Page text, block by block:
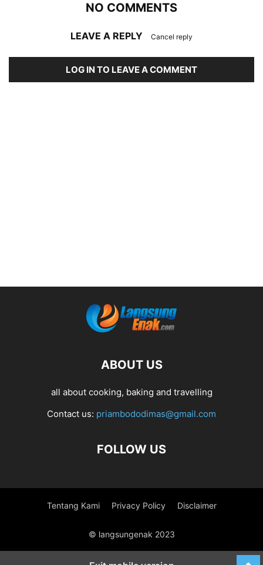
NO COMMENTS
LEAVE A REPLY Cancel reply
LOG IN TO LEAVE A COMMENT
ABOUT US
all about cooking, baking and travelling
Contact us: priambododimas@gmail.com
FOLLOW US
Tentang Kami Privacy Policy Disclaimer
© langsungenak 2023